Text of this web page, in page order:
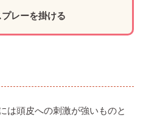
レーを掛ける
は頭皮への刺激が強いものと